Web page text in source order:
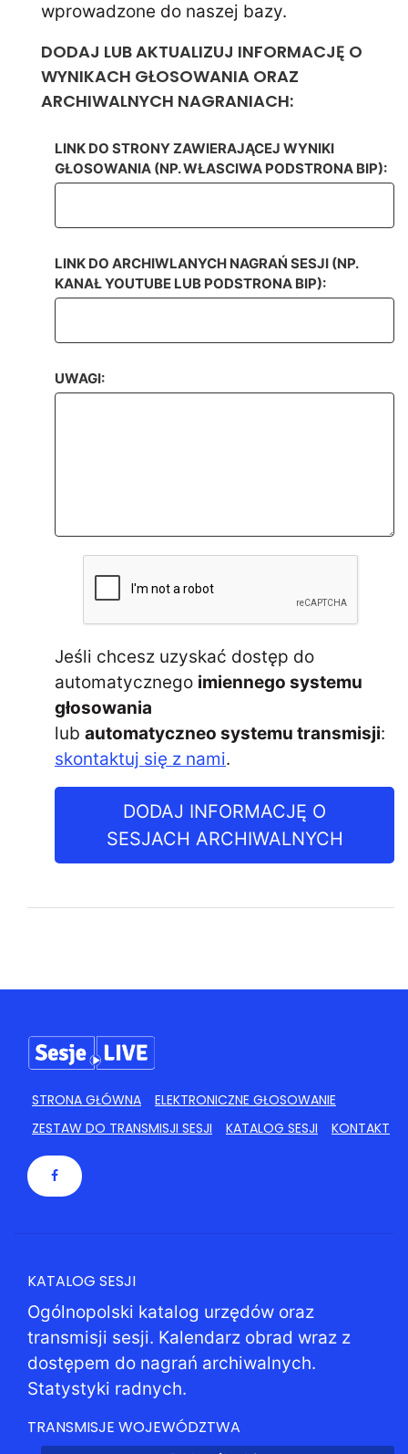
wprowadzone do naszej bazy.
DODAJ LUB AKTUALIZUJ INFORMACJĘ O
WYNIKACH GŁOSOWANIA ORAZ
ARCHIWALNYCH NAGRANIACH:
LINK DO STRONY ZAWIERAJĄCEJ WYNIKI
GŁOSOWANIA (NP. WŁASCIWA PODSTRONA BIP):
LINK DO ARCHIWLANYCH NAGRAŃ SESJI (NP.
KANAŁ YOUTUBE LUB PODSTRONA BIP):
UWAGI:
Jeśli chcesz uzyskać dostęp do
automatycznego imiennego systemu
głosowania
lub automatyczneo systemu transmisji:
skontaktuj się z nami.
DODAJ INFORMACJĘ O
SESJACH ARCHIWALNYCH
STRONA GŁÓWNA
ELEKTRONICZNE GŁOSOWANIE
ZESTAW DO TRANSMISJI SESJI
KATALOG SESJI KONTAKT
KATALOG SESJI
Ogólnopolski katalog urzędów oraz
transmisji sesji. Kalendarz obrad wraz z
dostępem do nagrań archiwalnych.
Statystyki radnych.
TRANSMISJE WOJEWÓDZTWA